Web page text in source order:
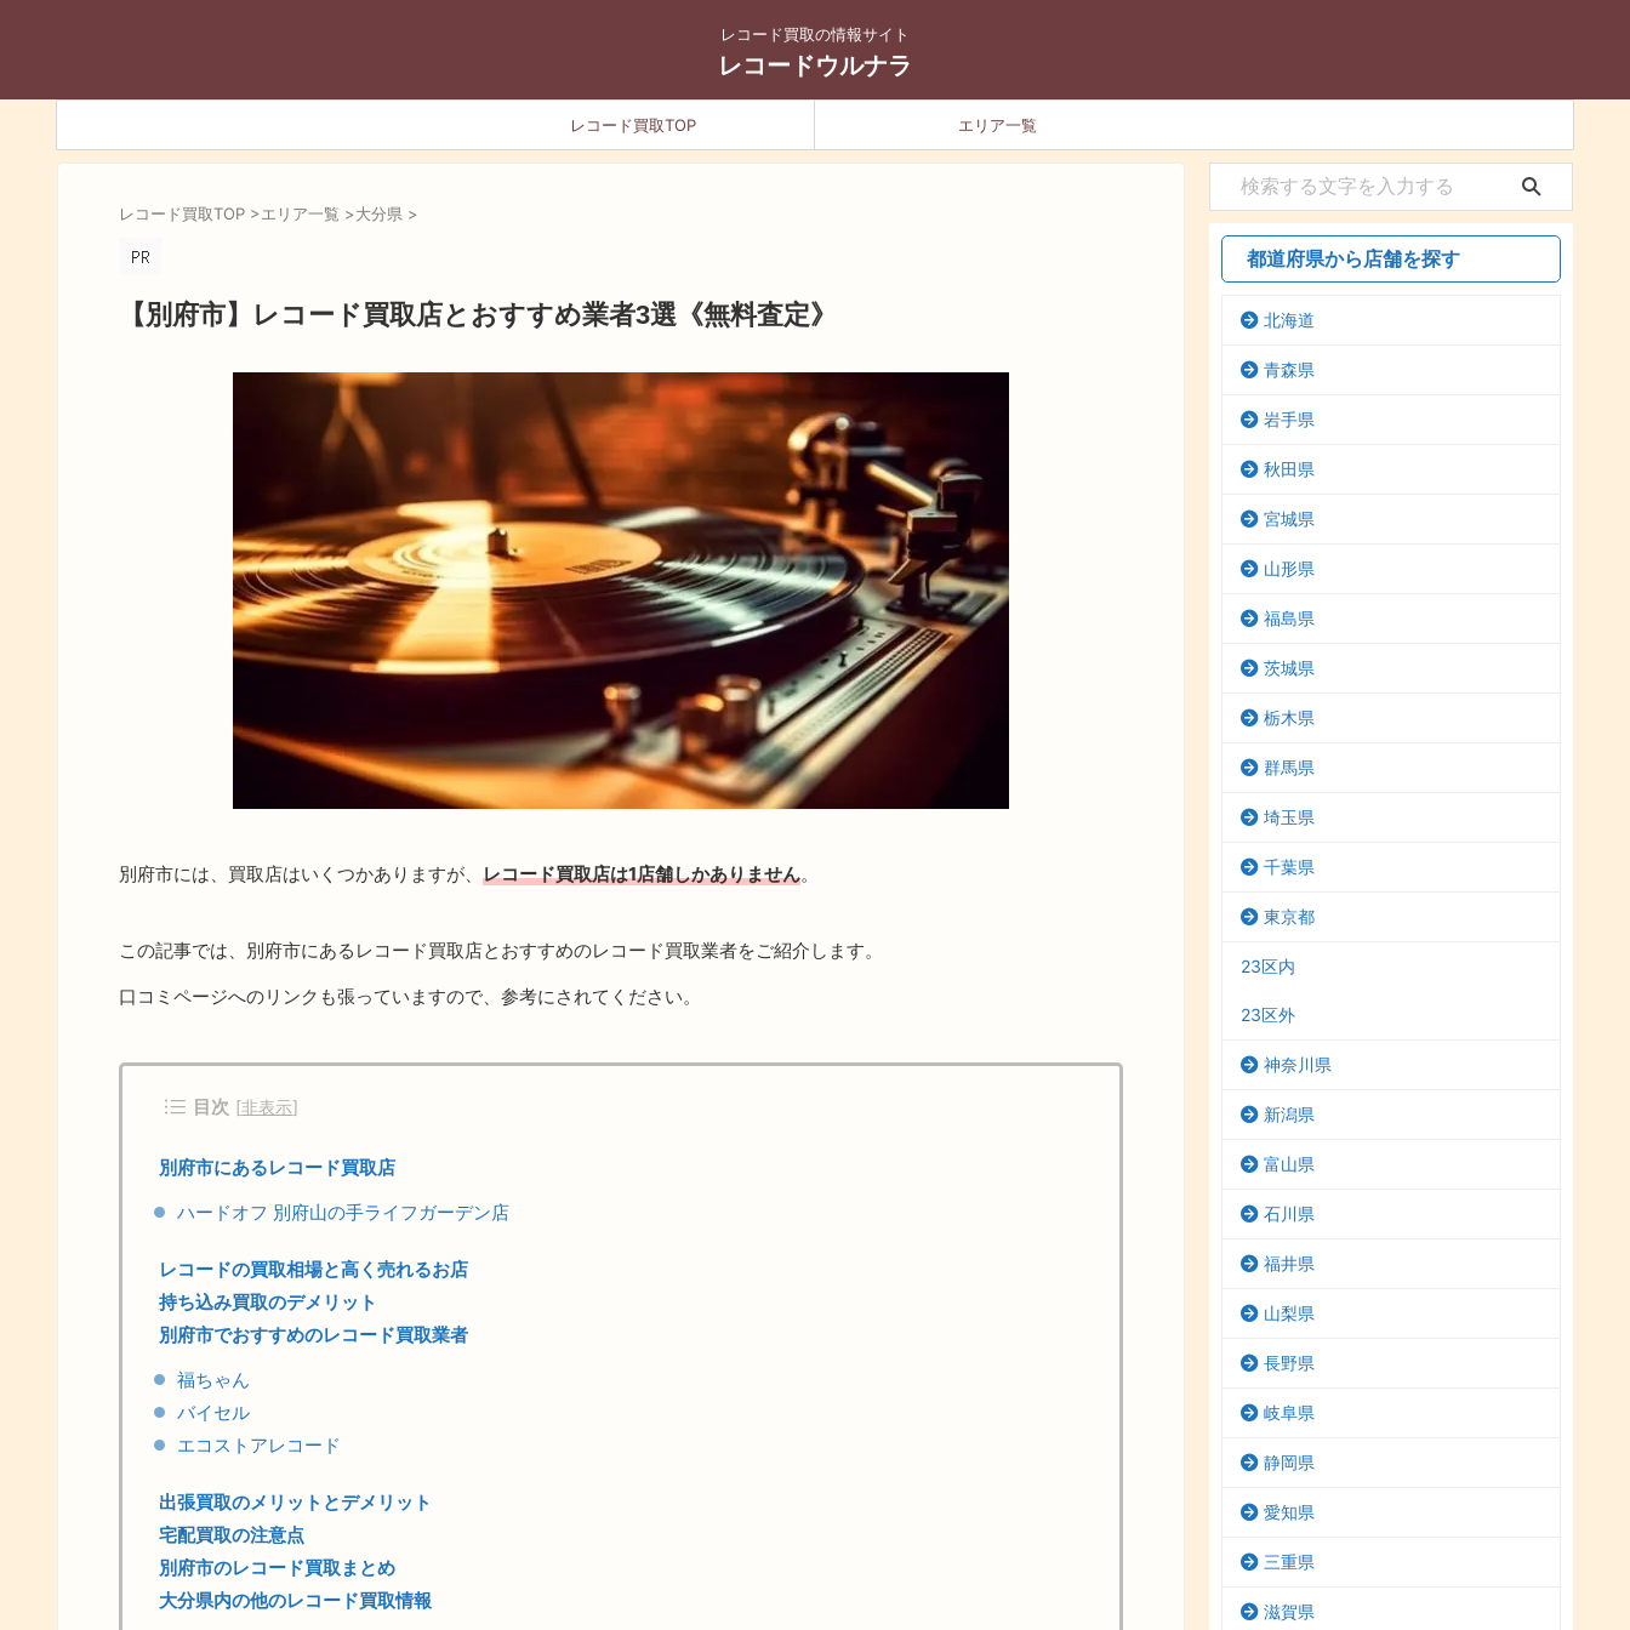
レコード買取の情報サイト
レコードウルナラ
レコード買取TOP エリア一覧
レコード買取TOP >エリア一覧 >大分県 >
【別府市】レコード買取店とおすすめ業者3選《無料査定》
別府市には、買取店はいくつかありますが、 レコード買取店は1店舗しかありません。
この記事では、別府市にあるレコード買取店とおすすめのレコード買取業者をご紹介します。
口コミページへのリンクも張っていますので、参考にされてください。
目次 [非表示]
別府市にあるレコード買取店
ハードオフ 別府山の手ライフガーデン店
レコードの買取相場と高く売れるお店
持ち込み買取のデメリット
別府市でおすすめのレコード買取業者
福ちゃん
バイセル
エコストアレコード
出張買取のメリットとデメリット
宅配買取の注意点
別府市のレコード買取まとめ
大分県内の他のレコード買取情報
都道府県から店舗を探す
北海道
青森県
岩手県
秋田県
宮城県
山形県
福島県
茨城県
栃木県
群馬県
埼玉県
千葉県
東京都
23区内
23区外
神奈川県
新潟県
富山県
石川県
福井県
山梨県
長野県
岐阜県
静岡県
愛知県
三重県
滋賀県